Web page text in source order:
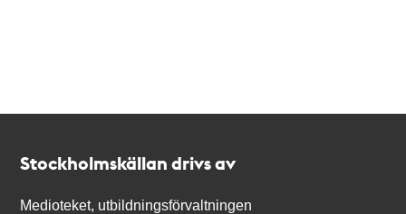
Stockholmskällan drivs av
Medioteket, utbildningsförvaltningen